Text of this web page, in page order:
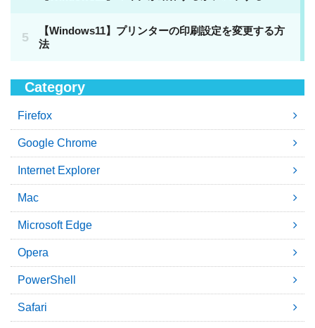
Category
Firefox
Google Chrome
Internet Explorer
Mac
Microsoft Edge
Opera
PowerShell
Safari